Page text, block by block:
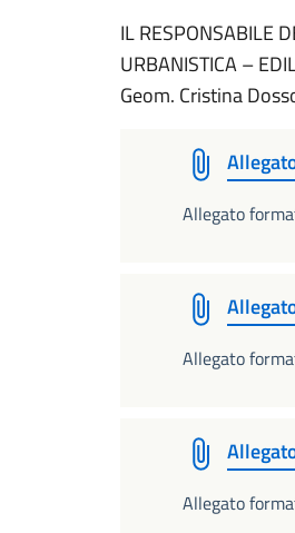
IL RESPONSABILE
URBANISTICA –
Geom. Cristina
Allegato
Allegato
Allegato